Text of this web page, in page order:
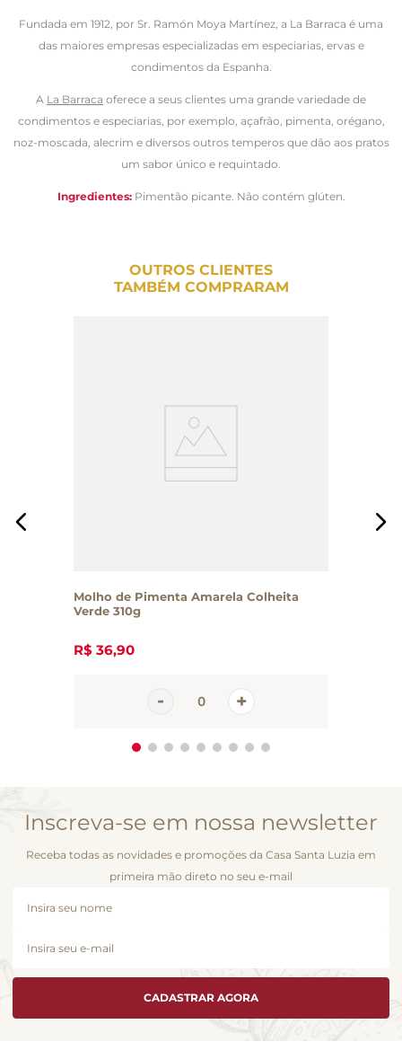
Fundada em 1912, por Sr. Ramón Moya Martínez, a La Barraca é uma
das maiores empresas especializadas em especiarias, ervas e
condimentos da Espanha.
A La Barraca oferece a seus clientes uma grande variedade de
condimentos e especiarias, por exemplo, açafrão, pimenta, orégano,
noz-moscada, alecrim e diversos outros temperos que dão aos pratos
um sabor único e requintado.
Ingredientes:Pimentão picante. Não contém glúten.
OUTROS CLIENTES
TAMBÉM COMPRARAM
Molho de Pimenta Amarela Colheita
Verde 310g
R$ 36,90
Inscreva-se em nossa newsletter
Receba todas as novidades e promoções da Casa Santa Luzia em
primeira mão direto no seu e-mail
CADASTRAR AGORA